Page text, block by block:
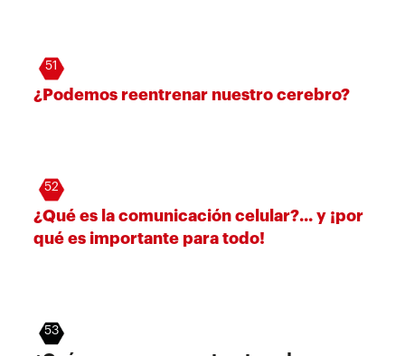
51
¿Podemos reentrenar nuestro cerebro?
52
¿Qué es la comunicación celular?... y ¡por
qué es importante para todo!
53